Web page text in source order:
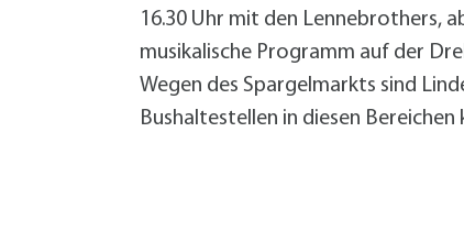
16.30 Uhr mit den Lennebrothers,
musikalische Programm auf der
Wegen des Spargelmarkts sind
Bushaltestellen in diesen